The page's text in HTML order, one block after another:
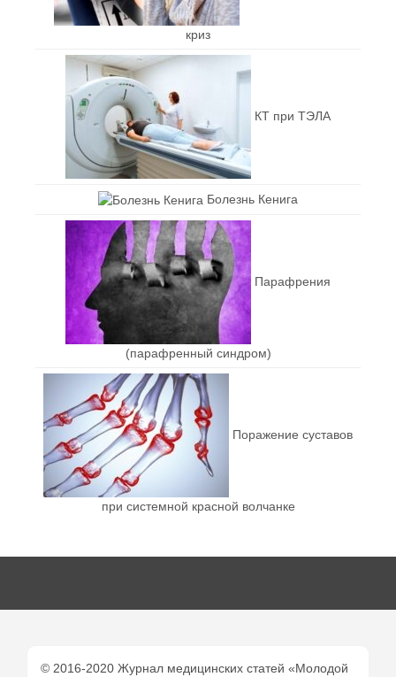
криз
КТ при ТЭЛА
Болезнь Кенига
Парафрения
(парафренный синдром)
Поражение суставов
при системной красной волчанке
© 2016-2020 Журнал медицинских статей «Молодой